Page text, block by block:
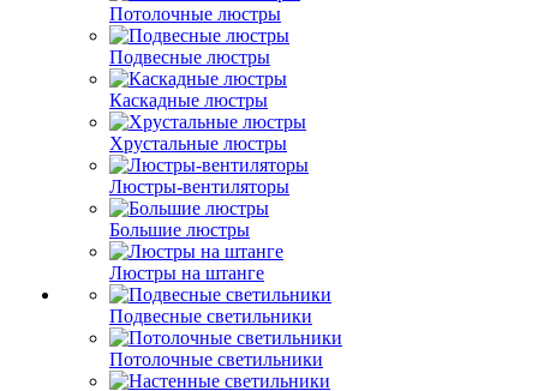
Потолочные люстры
Подвесные люстры
Каскадные люстры
Хрустальные люстры
Люстры-вентиляторы
Большие люстры
Люстры на штанге
Подвесные светильники
Потолочные светильники